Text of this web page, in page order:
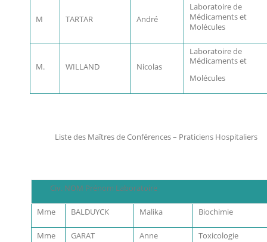
M TARTAR André
Laboratoire de
Médicaments et
Molécules
M. WILLAND Nicolas
Laboratoire de
Médicaments et
Molécules
Liste des Maîtres de Conférences – Praticiens Hospitaliers
Civ. NOM Prénom Laboratoire
Mme BALDUYCK Malika Biochimie
Mme GARAT Anne Toxicologie